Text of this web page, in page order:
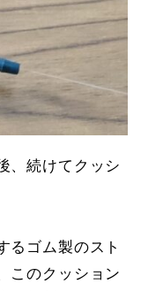
、続けてクッシ
るゴム製のスト
このクッション